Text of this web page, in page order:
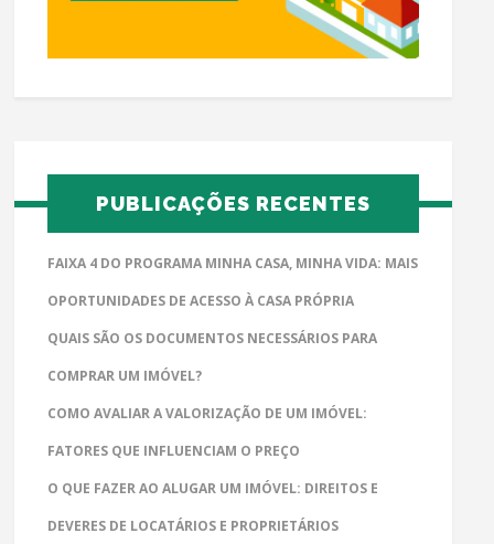
PUBLICAÇÕES RECENTES
FAIXA 4 DO PROGRAMA MINHA CASA, MINHA VIDA: MAIS
OPORTUNIDADES DE ACESSO À CASA PRÓPRIA
QUAIS SÃO OS DOCUMENTOS NECESSÁRIOS PARA
COMPRAR UM IMÓVEL?
COMO AVALIAR A VALORIZAÇÃO DE UM IMÓVEL:
FATORES QUE INFLUENCIAM O PREÇO
O QUE FAZER AO ALUGAR UM IMÓVEL: DIREITOS E
DEVERES DE LOCATÁRIOS E PROPRIETÁRIOS